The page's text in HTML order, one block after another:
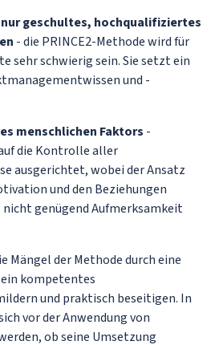
geschultes, hochqualifiziertes
- die PRINCE2-Methode wird für
sehr schwierig sein. Sie setzt ein
und -
menschlichen Faktors -
die Kontrolle aller
ausgerichtet, wobei der Ansatz
und den Beziehungen
nicht genügend Aufmerksamkeit
Mängel der Methode durch eine
kompetentes
und praktisch beseitigen. In
vor der Anwendung von
ob seine Umsetzung